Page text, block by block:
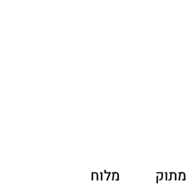
מתוק מלוח